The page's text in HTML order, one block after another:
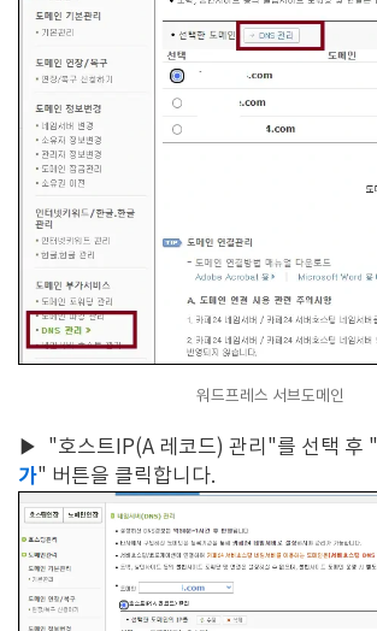
워드프레스 서브도메인
▶ "호스트IP(A 레코드) 관리"를 선택 후 "
가" 버튼을 클릭합니다.